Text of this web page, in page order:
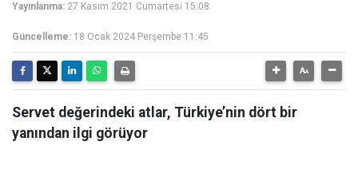
Yayınlanma: 27 Kasım 2021 Cumartesi 15:08
Güncelleme: 18 Ocak 2024 Perşembe 11:45
Servet değerindeki atlar, Türkiye’nin dört bir
yanından ilgi görüyor